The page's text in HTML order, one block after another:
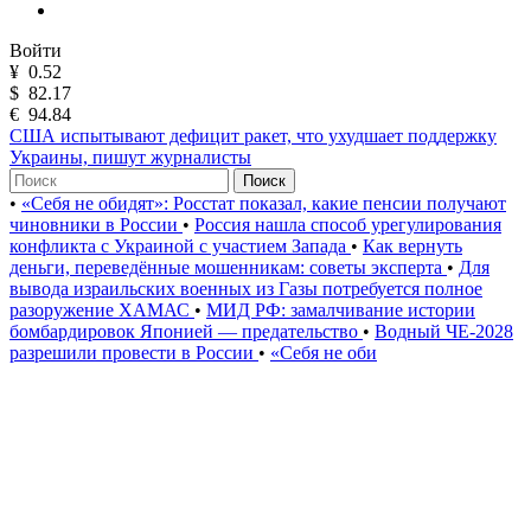
Войти
¥ 0.52
$ 82.17
€ 94.84
США испытывают дефицит ракет, что ухудшает поддержку
Украины, пишут журналисты
Поиск
• «Себя не обидят»: Росстат показал, какие пенсии получают
чиновники в России • Россия нашла способ урегулирования
конфликта с Украиной с участием Запада • Как вернуть
деньги, переведённые мошенникам: советы эксперта • Для
вывода израильских военных из Газы потребуется полное
разоружение ХАМАС • МИД РФ: замалчивание истории
бомбардировок Японией — предательство • Водный ЧЕ-2028
разрешили провести в России • «Себя не оби